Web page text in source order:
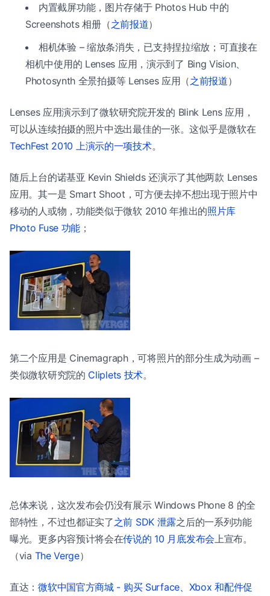
内置截屏功能，图片存储于 Photos Hub 中的
Screenshots 相册（之前报道）
相机体验 – 缩放条消失，已支持捏拉缩放；可直接在
相机中使用的 Lenses 应用，演示到了 Bing Vision、
Photosynth 全景拍摄等 Lenses 应用（之前报道）
Lenses 应用演示到了微软研究院开发的 Blink Lens 应用，
可以从连续拍摄的照片中选出最佳的一张。这似乎是微软在
TechFest 2010 上演示的一项技术。
随后上台的诺基亚 Kevin Shields 还演示了其他两款 Lenses
应用。其一是 Smart Shoot，可方便去掉不想出现于照片中
移动的人或物，功能类似于微软 2010 年推出的照片库
Photo Fuse 功能 ；
第二个应用是 Cinemagraph，可将照片的部分生成为动画 –
类似微软研究院的 Cliplets 技术。
总体来说，这次发布会仍没有展示 Windows Phone 8 的全
部特性，不过也都证实了之前 SDK 泄露之后的一系列功能
曝光。更多内容预计将会在传说的 10 月底发布会 上宣布。
（via The Verge）
直达：微软中国官方商城 - 购买 Surface、Xbox 和配件促